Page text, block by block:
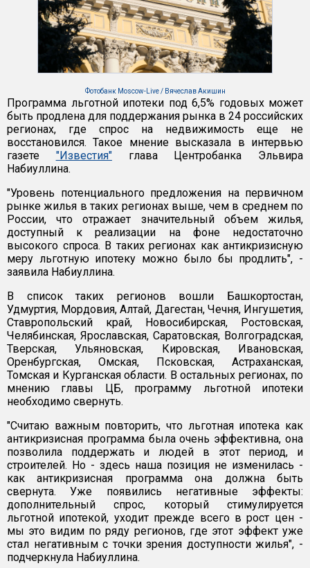
Фотобанк Moscow-Live / Вячеслав Акишин
Программа льготной ипотеки под 6,5% годовых может
быть продлена для поддержания рынка в 24 российских
регионах, где спрос на недвижимость еще не
восстановился. Такое мнение высказала в интервью
газете "Известия"глава Центробанка Эльвира
Набиуллина.
"Уровень потенциального предложения на первичном
рынке жилья в таких регионах выше, чем в среднем по
России, что отражает значительный объем жилья,
доступный к реализации на фоне недостаточно
высокого спроса. В таких регионах как антикризисную
меру льготную ипотеку можно было бы продлить", -
заявила Набиуллина.
В список таких регионов вошли Башкортостан,
Удмуртия, Мордовия, Алтай, Дагестан, Чечня, Ингушетия,
Ставропольский край, Новосибирская, Ростовская,
Челябинская, Ярославская, Саратовская, Волгоградская,
Тверская, Ульяновская, Кировская, Ивановская,
Оренбургская, Омская, Псковская, Астраханская,
Томская и Курганская области. В остальных регионах, по
мнению главы ЦБ, программу льготной ипотеки
необходимо свернуть.
"Считаю важным повторить, что льготная ипотека как
антикризисная программа была очень эффективна, она
позволила поддержать и людей в этот период, и
строителей. Но - здесь наша позиция не изменилась -
как антикризисная программа она должна быть
свернута. Уже появились негативные эффекты:
дополнительный спрос, который стимулируется
льготной ипотекой, уходит прежде всего в рост цен -
мы это видим по ряду регионов, где этот эффект уже
стал негативным с точки зрения доступности жилья", -
подчеркнула Набиуллина.